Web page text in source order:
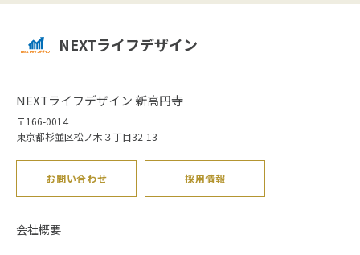
NEXTライフデザイン
NEXTライフデザイン 新高円寺
〒166-0014
東京都杉並区松ノ木３丁目32-13
お問い合わせ 採用情報
会社概要